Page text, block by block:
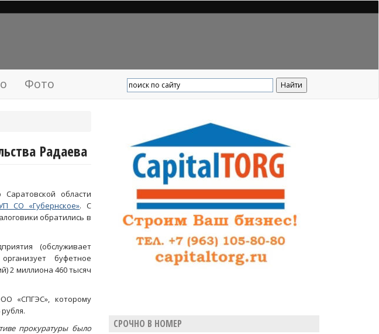
Фото
Радаева
области
СО «Губернское». С
обратились в
(обслуживает
буфетное
2 миллиона 460 тысяч
«СПГЭС», которому
прокуратуры было
СРОЧНО В НОМЕР